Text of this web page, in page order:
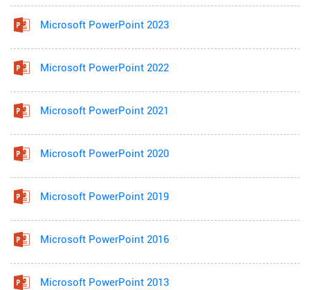
Microsoft PowerPoint 2023
Microsoft PowerPoint 2022
Microsoft PowerPoint 2021
Microsoft PowerPoint 2020
Microsoft PowerPoint 2019
Microsoft PowerPoint 2016
Microsoft PowerPoint 2013